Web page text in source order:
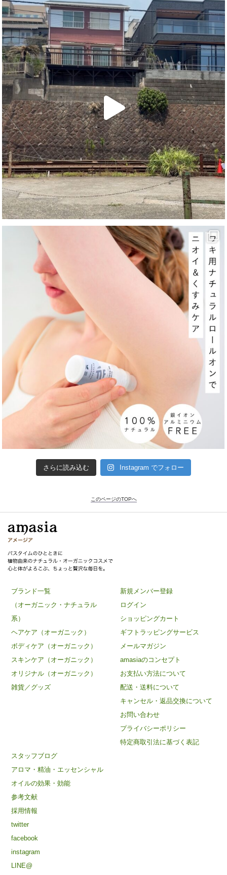
さらに読み込む Instagram でフォロー
このページのTOPへ
ブランド一覧
（オーガニック・ナチュラル
系）
ヘアケア（オーガニック）
ボディケア（オーガニック）
スキンケア（オーガニック）
オリジナル（オーガニック）
雑貨／グッズ
新規メンバー登録
ログイン
ショッピングカート
ギフトラッピングサービス
メールマガジン
amasiaのコンセプト
お支払い方法について
配送・送料について
キャンセル・返品交換について
お問い合わせ
プライバシーポリシー
特定商取引法に基づく表記
スタッフブログ
アロマ・精油・エッセンシャル
オイルの効果・効能
参考文献
採用情報
twitter
facebook
instagram
LINE@